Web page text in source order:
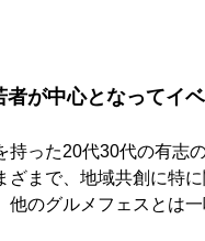
が中心となってイ
持った20代30代の有志
まで、地域共創に特
他のグルメフェスとは